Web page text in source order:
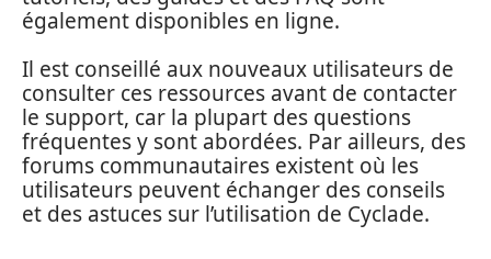
également disponibles en ligne.
Il est conseillé aux nouveaux utilisateurs de
consulter ces ressources avant de contacter
le support, car la plupart des questions
fréquentes y sont abordées. Par ailleurs, des
forums communautaires existent où les
utilisateurs peuvent échanger des conseils
et des astuces sur l’utilisation de Cyclade.